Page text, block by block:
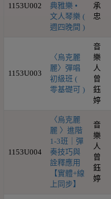
1153U002
典雅樂 •
文人琴樂 (
週四晚間 )
承
忠
1153U003
〈烏克麗
麗〉彈唱
初級班 (
零基礎可 )
音
樂
人
曾
鈺
婷
1153U004
〈烏克麗
麗 〉進階
1-3班｜彈
奏技巧與
詮釋應用
【實體+線
上同步】
音
樂
人
曾
鈺
婷